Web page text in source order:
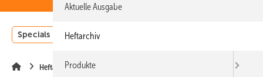
Specials Einstrahlungsatlas
Heftarchiv
Aktuelle Ausgabe
Heftarchiv
Produkte